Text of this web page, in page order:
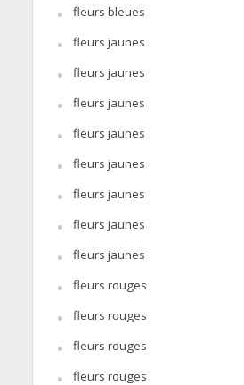
fleurs bleues
fleurs jaunes
fleurs jaunes
fleurs jaunes
fleurs jaunes
fleurs jaunes
fleurs jaunes
fleurs jaunes
fleurs jaunes
fleurs rouges
fleurs rouges
fleurs rouges
fleurs rouges